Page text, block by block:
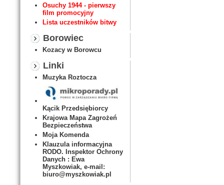
Osuchy 1944 - pierwszy
film promocyjny
Lista uczestników bitwy
Borowiec
Kozacy w Borowcu
Linki
Muzyka Roztocza
Kącik Przedsiębiorcy
Krajowa Mapa Zagrożeń
Bezpieczeństwa
Moja Komenda
Klauzula informacyjna
RODO. Inspektor Ochrony
Danych : Ewa
Myszkowiak, e-mail:
biuro@myszkowiak.pl